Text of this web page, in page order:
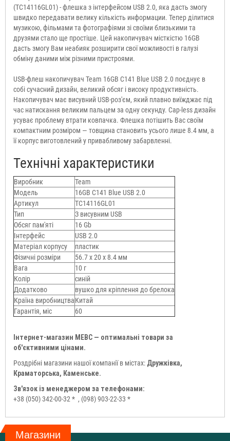
(TC14116GL01)- флешка з інтерфейсом USB 2.0, яка дасть змогу
швидко передавати велику кількість информации. Тепер ділитися
музикою, фільмами та фотографіями зі своїми близькими та
друзями стало ще простіше. Цей накопичувач місткістю 16GB
дасть змогу Вам неабияк розширити свої можливості в галузі
обміну даними між різними пристроями.
USB-флеш накопичувач Team 16GB C141 Blue USB 2.0 поєднує в
собі сучасний дизайн, великий обсяг і високу продуктивність.
Накопичувач має висувний USB-роз'єм, який плавно виїжджає під
час натискання великим пальцем за одну секунду. Cap-less дизайн
усуває проблему втрати ковпачка. Флешка потішить Вас своїм
компактним розміром — товщина становить усього лише 8.4 мм, а
її корпус виготовлений у привабливому забарвленні.
Технічні характеристики
Виробник
Team
Модель
16GB C141 Blue USB 2.0
Артикул
TC14116GL01
Тип
З висувним USB
Обсяг пам'яті
16 Gb
Інтерфейс
USB 2.0
Матеріал корпусу
пластик
Фізичні розміри
56.7 х 20 х 8.4 мм
Вага
10 г
Колір
синій
Додатково
вушко для кріплення до брелока
Країна виробництваКитай
Гарантія, міс
60
Інтернет-магазин МЕВС — оптимальні товари за
об'єктивними цінами.
Роздрібні магазини нашої компанії в містах: Дружківка,
Краматорська, Каменське.
Зв'язок із менеджером за телефонами:
+38 (050) 342-00-32 * , (098) 903-22-33 *
Магазини